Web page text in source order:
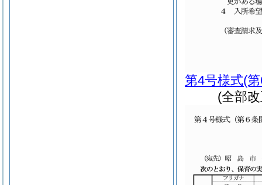
第4号様式(
(全部